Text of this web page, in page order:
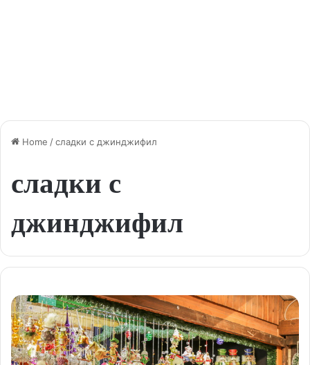
Home /сладки с джинджифил
сладки с
джинджифил